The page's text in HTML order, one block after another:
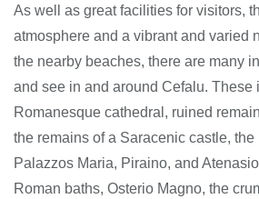
As well as great facilities for visitors,
atmosphere and a vibrant and varied
the nearby beaches, there are many
and see in and around Cefalu. These
Romanesque cathedral, ruined
the remains of a Saracenic castle,
Palazzos Maria, Piraino, and
Roman baths, Osterio Magno, the